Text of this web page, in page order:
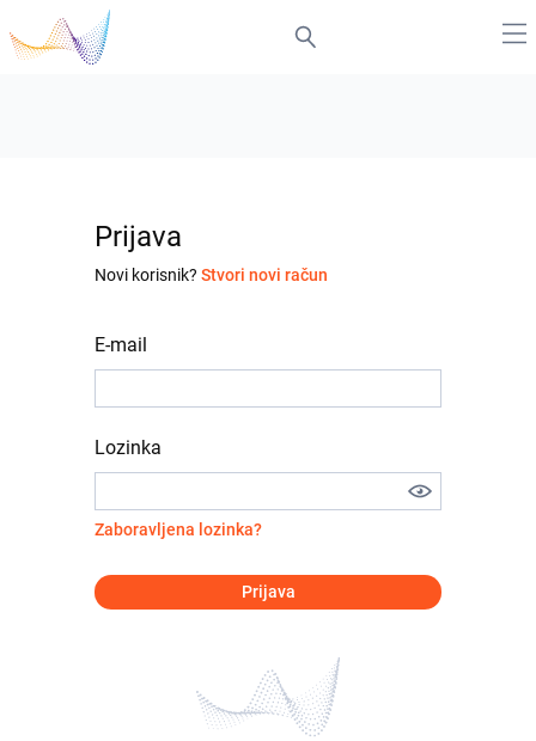
Prijava
Novi korisnik? Stvori novi račun
E-mail
Lozinka
Zaboravljena lozinka?
Prijava